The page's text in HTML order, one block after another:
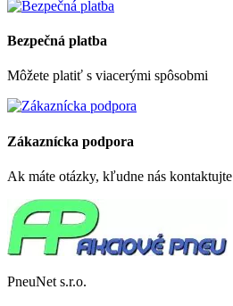
Bezpečná platba
Môžete platiť s viacerými spôsobmi
Zákaznícka podpora
Ak máte otázky, kľudne nás kontaktujte
PneuNet s.r.o.